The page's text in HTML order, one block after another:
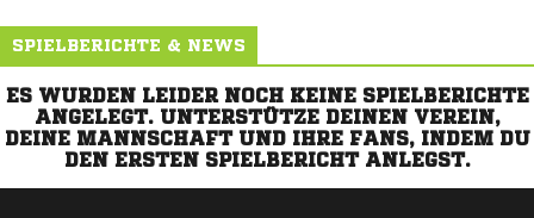
SPIELBERICHTE & NEWS
ES WURDEN LEIDER NOCH KEINE SPIELBERICHTE
ANGELEGT. UNTERSTÜTZE DEINEN VEREIN,
DEINE MANNSCHAFT UND IHRE FANS, INDEM DU
DEN ERSTEN SPIELBERICHT ANLEGST.